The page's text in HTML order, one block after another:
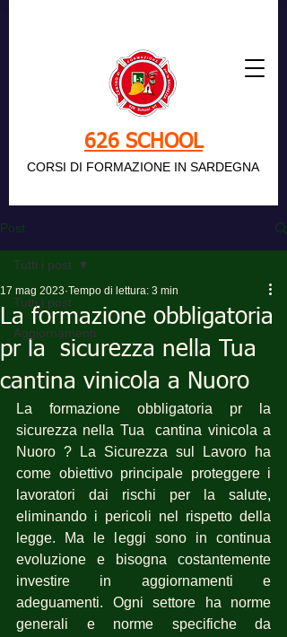
626 SCHOOL
CORSI DI FORMAZIONE IN SARDEGNA
Post
Tutti i post
Aggiornamenti
Tutti i post
La formazione obbligatoria
pr la sicurezza nella Tua
cantina vinicola a Nuoro
17 mag 2023 Tempo di lettura: 3 min
La formazione obbligatoria pr la
sicurezza nella Tua  cantina vinicola a
Nuoro ? La Sicurezza sul Lavoro ha
come obiettivo principale proteggere i
lavoratori dai rischi per la salute,
eliminando i pericoli nel rispetto della
legge. Ma le leggi sono in continua
evoluzione e bisogna costantemente
investire in aggiornamenti e
adeguamenti. Ogni settore ha norme
generali e norme specifiche da